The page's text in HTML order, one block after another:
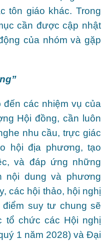
tôn giáo khác. Trong
cần được cập nhật
của nhóm và gặp
các nhiệm vụ của
Hội đồng, cần luôn
nhu cầu, trực giác
hội địa phương, tạo
và đáp ứng những
nội dung và phương
các hội thảo, hội nghị
suy tư chung sẽ
tổ chức các Hội nghị
1 năm 2028) và Đại